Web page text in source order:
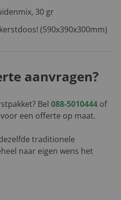
30 gr
(590x390x300mm)
aanvragen?
Bel 088-5010444 of
een offerte op maat.
traditionele
naar eigen wens het